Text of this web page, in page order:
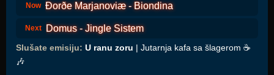
Now Ðorðe Marjanoviæ - Biondina
Next Domus - Jingle Sistem
Slušate emisiju: U ranu zoru | Jutarnja kafa sa šlagerom ☕️
🎶